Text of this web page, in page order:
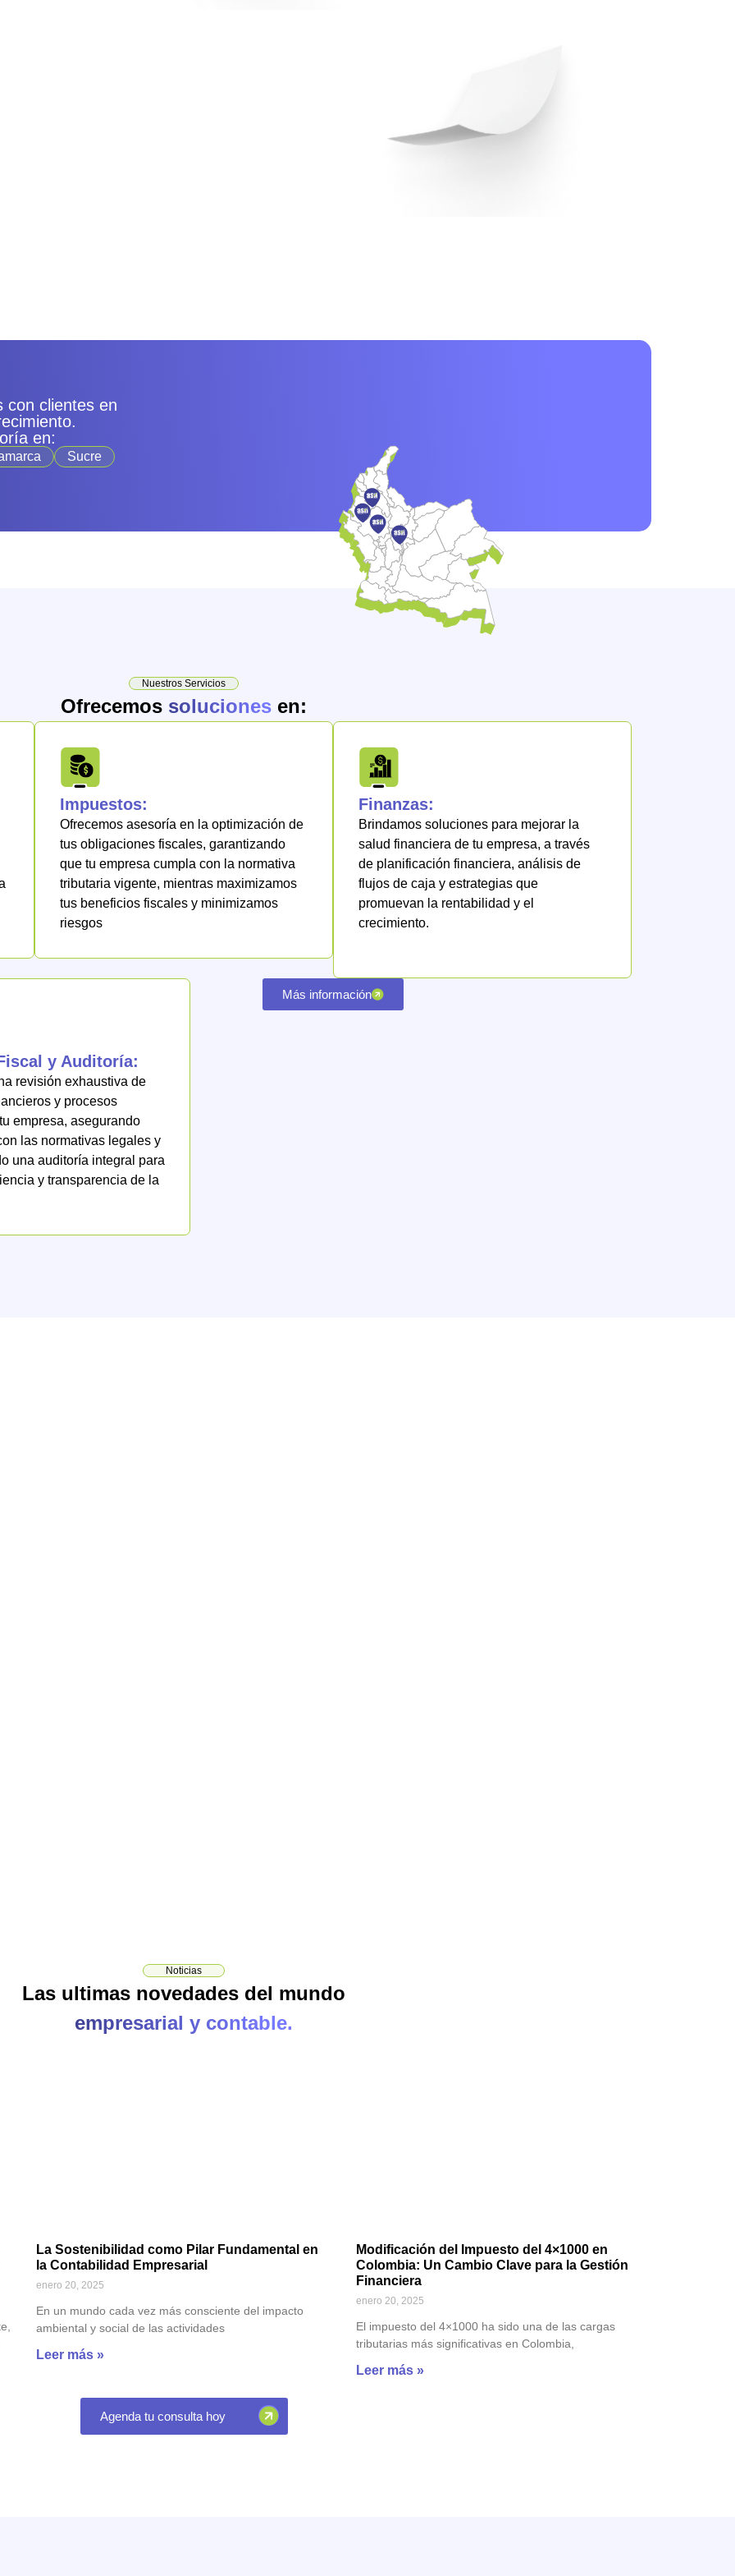
con clientes en
en:
Sucre
Nuestros Servicios
Ofrecemos soluciones en:
Impuestos:
Ofrecemos asesoría en la optimización de
tus obligaciones fiscales, garantizando
que tu empresa cumpla con la normativa
tributaria vigente, mientras maximizamos
tus beneficios fiscales y minimizamos
riesgos
Finanzas:
Brindamos soluciones para mejorar la
salud financiera de tu empresa, a través
de planificación financiera, análisis de
flujos de caja y estrategias que
promuevan la rentabilidad y el
crecimiento.
y Auditoría:
revisión exhaustiva de
y procesos
empresa, asegurando
las normativas legales y
una auditoría integral para
y transparencia de la
Más información
Noticias
Las ultimas novedades del mundo
empresarial y contable.
La Sostenibilidad como Pilar Fundamental en
la Contabilidad Empresarial
enero 20, 2025
En un mundo cada vez más consciente del impacto
ambiental y social de las actividades
Leer más »
Modificación del Impuesto del 4×1000 en
Colombia: Un Cambio Clave para la Gestión
Financiera
enero 20, 2025
El impuesto del 4×1000 ha sido una de las cargas
tributarias más significativas en Colombia,
Leer más »
Agenda tu consulta hoy